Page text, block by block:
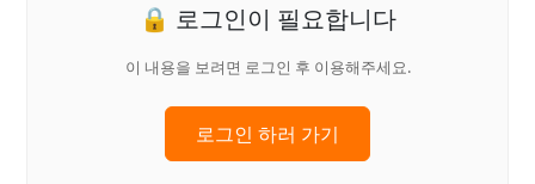
🔒 로그인이 필요합니다
이 내용을 보려면 로그인 후 이용해주세요.
로그인 하러 가기